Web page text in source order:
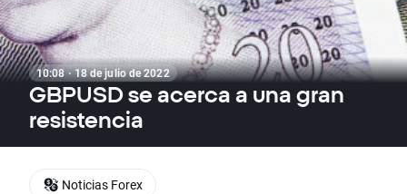
10:08 · 18 de julio de 2022
GBPUSD se acerca a una gran
resistencia
Noticias Forex